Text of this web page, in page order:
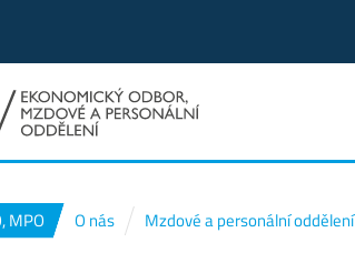
MPO O nás Mzdové a personální oddělení